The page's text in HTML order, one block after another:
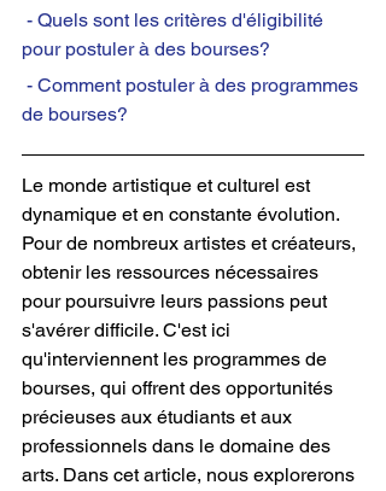
pour postuler à des bourses?
de bourses?
Le monde artistique et culturel est
dynamique et en constante évolution.
Pour de nombreux artistes et créateurs,
obtenir les ressources nécessaires
pour poursuivre leurs passions peut
s'avérer difficile. C'est ici
qu'interviennent les programmes de
bourses, qui offrent des opportunités
précieuses aux étudiants et aux
professionnels dans le domaine des
arts. Dans cet article, nous explorerons